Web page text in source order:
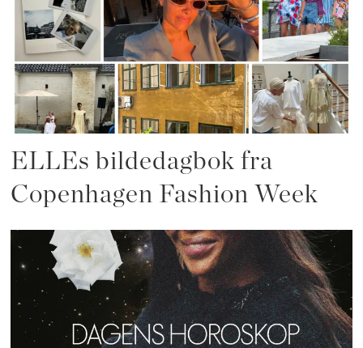
ELLEs bildedagbok fra
Copenhagen Fashion Week